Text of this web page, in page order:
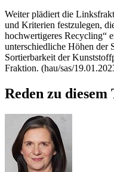
Weiter plädiert die
und Kriterien festzulegen,
hochwertigeres Recycling“
unterschiedliche Höhen der
Sortierbarkeit der
Fraktion. (hau/sas/
Reden zu